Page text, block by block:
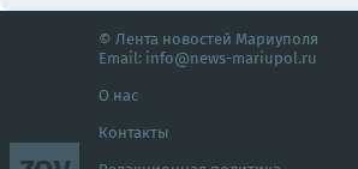
© Лента новостей Мариуполя
Email: info@news-mariupol.ru
О нас
Контакты